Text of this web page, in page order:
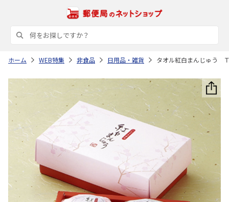
ホーム WEB特集 非食品 日用品・雑貨 タオル紅白まんじゅう